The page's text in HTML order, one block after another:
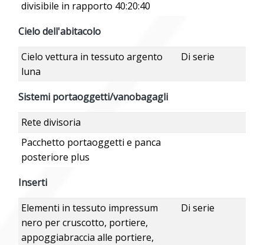
divisibile in rapporto 40:20:40
Cielo dell'abitacolo
Cielo vettura in tessuto argento
luna
Di serie
Sistemi portaoggetti/vanobagagli
Rete divisoria
Pacchetto portaoggetti e panca
posteriore plus
Inserti
Elementi in tessuto impressum
nero per cruscotto, portiere,
appoggiabraccia alle portiere,
Di serie